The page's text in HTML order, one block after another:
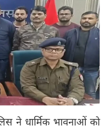
ने धार्मिक भावनाओं को